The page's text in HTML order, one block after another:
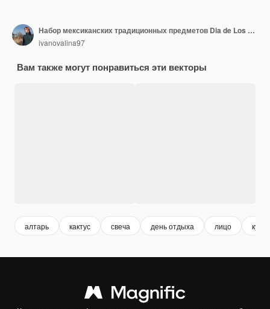
Набор мексиканских традиционных предметов Dia de Los Muertos День мертвых
ivanovalina97
Вам также могут понравиться эти векторы
алтарь кактус свеча день отдыха лицо